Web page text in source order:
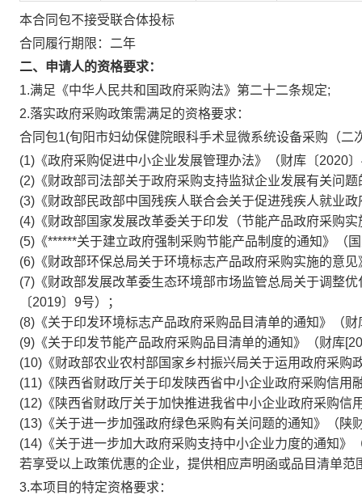
本合同包不接受联合体投标
合同履行期限： 二年
二、申请人的资格要求：
1.满足《中华人民共和国政府采购法》第二十二条规定;
2.落实政府采购政策需满足的资格要求：
合同包1(旬阳市妇幼保健院眼科手术显微系统设备采购（
(1)《政府采购促进中小企业发展管理办法》（财库〔2020
(2)《财政部司法部关于政府采购支持监狱企业发展有关问
(3)《财政部民政部中国残疾人联合会关于促进残疾人就业
(4)《财政部国家发展改革委关于印发（节能产品政府采购
(5)《******关于建立政府强制采购节能产品制度的通知》（
(6)《财政部环保总局关于环境标志产品政府采购实施的意
(7)《财政部发展改革委生态环境部市场监管总局关于调整
〔2019〕9号）；
(8)《关于印发环境标志产品政府采购品目清单的通知》（
(9)《关于印发节能产品政府采购品目清单的通知》（财库
(10)《财政部农业农村部国家乡村振兴局关于运用政府采
(11)《陕西省财政厅关于印发陕西省中小企业政府采购信用
(12)《陕西省财政厅关于加快推进我省中小企业政府采购
(13)《关于进一步加强政府绿色采购有关问题的通知》（陕
(14)《关于进一步加大政府采购支持中小企业力度的通知》
若享受以上政策优惠的企业，提供相应声明函或品目清单范
3.本项目的特定资格要求：